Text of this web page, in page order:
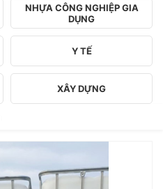
NHỰA CÔNG NGHIỆP GIA
DỤNG
Y TẾ
XÂY DỰNG